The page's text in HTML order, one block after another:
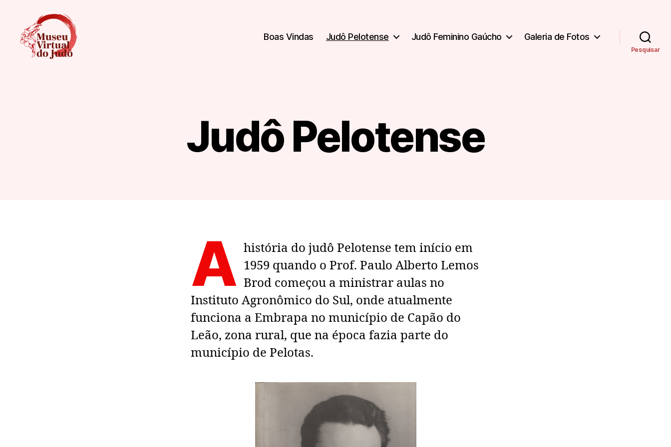
Boas Vindas Judô Pelotense Judô Feminino Gaúcho Galeria de Fotos
Pesquisar
Judô Pelotense
A história do judô Pelotense tem início em
1959 quando o Prof. Paulo Alberto Lemos
Brod começou a ministrar aulas no
Instituto Agronômico do Sul, onde atualmente
funciona a Embrapa no município de Capão do
Leão, zona rural, que na época fazia parte do
município de Pelotas.